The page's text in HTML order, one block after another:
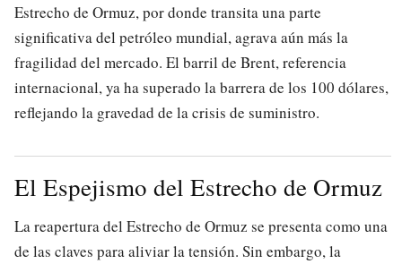
Estrecho de Ormuz, por donde transita una parte
significativa del petróleo mundial, agrava aún más la
fragilidad del mercado. El barril de Brent, referencia
internacional, ya ha superado la barrera de los 100 dólares,
reflejando la gravedad de la crisis de suministro.
El Espejismo del Estrecho de Ormuz
La reapertura del Estrecho de Ormuz se presenta como una
de las claves para aliviar la tensión. Sin embargo, la